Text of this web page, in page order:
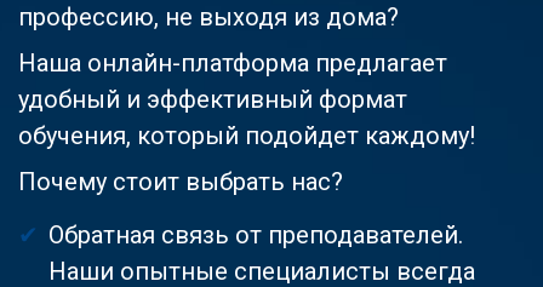
профессию, не выходя из дома?
Наша онлайн-платформа предлагает
удобный и эффективный формат
обучения, который подойдет каждому!
Почему стоит выбрать нас?
Обратная связь от преподавателей.
Наши опытные специалисты всегда